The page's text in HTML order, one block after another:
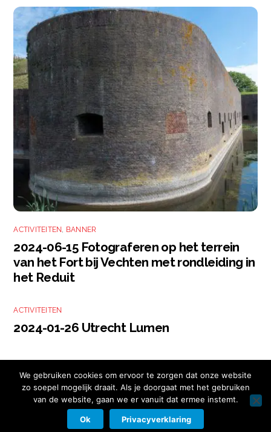
ACTIVITEITEN, BANNER
2024-06-15 Fotograferen op het terrein
van het Fort bij Vechten met rondleiding in
het Reduit
ACTIVITEITEN
2024-01-26 Utrecht Lumen
Copyright © 2026 Nikon Club Nederland |Cookies|Privacy Beleid
FacebookInstagramTwitterLinkedIn
We gebruiken cookies om ervoor te zorgen dat onze website
zo soepel mogelijk draait. Als je doorgaat met het gebruiken
van de website, gaan we er vanuit dat ermee instemt.
Ok Privacyverklaring